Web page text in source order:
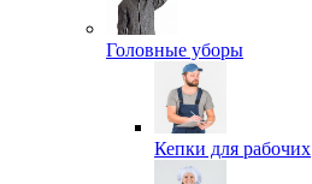
Головные уборы
Кепки для рабочих